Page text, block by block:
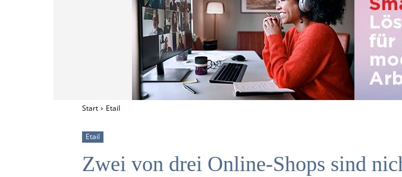
Start Etail
Etail
Zwei von drei Online-Shops sind